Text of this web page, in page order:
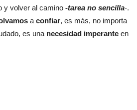
y volver al camino -tarea no sencilla-.
a confiar, es más, no importa
es una necesidad imperante en